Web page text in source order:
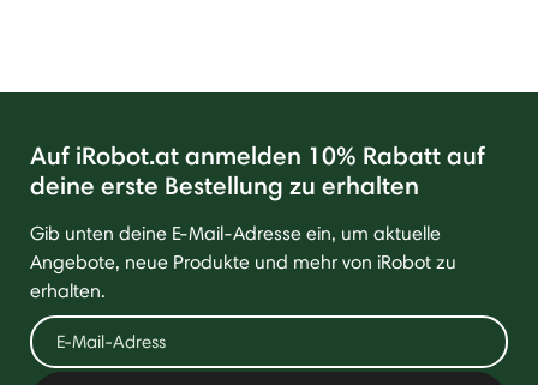
Auf iRobot.at anmelden 10% Rabatt auf
deine erste Bestellung zu erhalten
Gib unten deine E-Mail-Adresse ein, um aktuelle
Angebote, neue Produkte und mehr von iRobot zu
erhalten.